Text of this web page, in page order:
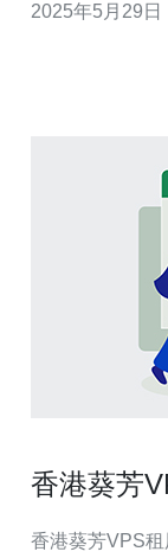
站运营者的首选
2025年5月29日
香港葵芳
香港葵芳VPS租用